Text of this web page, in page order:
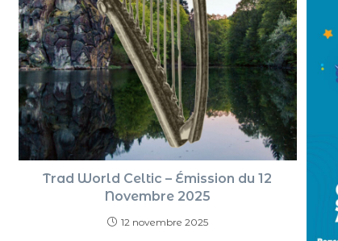
Trad World Celtic – Émission du 12
Novembre 2025
12 novembre 2025